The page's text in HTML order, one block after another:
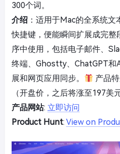
300个词。
介绍 ：适用于Mac的全系统
快捷键，便能瞬间扩展成完
序中使用，包括电子邮件、
终端、Ghostty、ChatGPT和
展和网页应用同步。
产品
（开盘价，之后将涨至197美
产品网站: 立即访问
Product Hunt: View on